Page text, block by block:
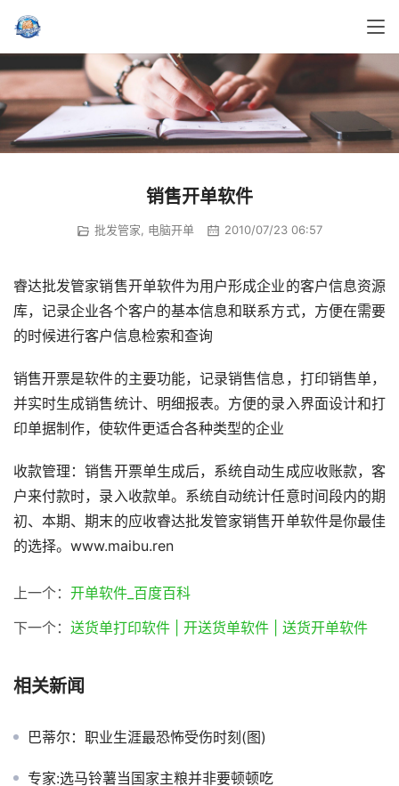
销售开单软件
批发管家, 电脑开单 2010/07/23 06:57
睿达批发管家销售开单软件为用户形成企业的客户信息资源
库，记录企业各个客户的基本信息和联系方式，方便在需要
的时候进行客户信息检索和查询
销售开票是软件的主要功能，记录销售信息，打印销售单，
并实时生成销售统计、明细报表。方便的录入界面设计和打
印单据制作，使软件更适合各种类型的企业
收款管理：销售开票单生成后，系统自动生成应收账款，客
户来付款时，录入收款单。系统自动统计任意时间段内的期
初、本期、期末的应收睿达批发管家销售开单软件是你最佳
的选择。www.maibu.ren
上一个： 开单软件_百度百科
下一个： 送货单打印软件 | 开送货单软件 | 送货开单软件
相关新闻
巴蒂尔：职业生涯最恐怖受伤时刻(图)
专家:选马铃薯当国家主粮并非要顿顿吃